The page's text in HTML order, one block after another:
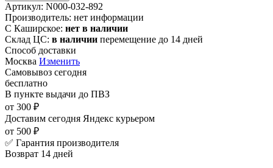
Артикул: N000-032-892
Производитель: нет информации
С Каширское: нет в наличии
Склад ЦС: в наличии перемещение до 14 дней
Способ доставки
Москва Изменить
Самовывоз сегодня
бесплатно
В пункте выдачи до ПВЗ
от 300 ₽
Доставим сегодня Яндекс курьером
от 500 ₽
✅ Гарантия производителя
Возврат 14 дней